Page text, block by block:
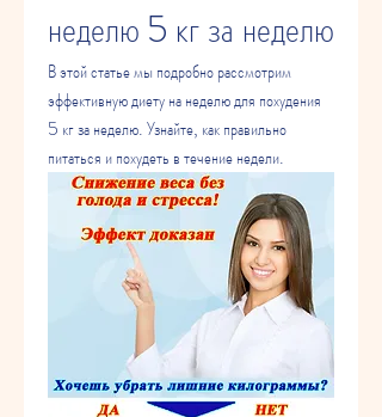
неделю 5 кг за неделю
В этой статье мы подробно рассмотрим
эффективную диету на неделю для похудения
5 кг за неделю. Узнайте, как правильно
питаться и похудеть в течение недели.